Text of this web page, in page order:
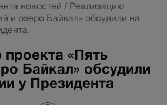
новостей / Реализацию
и озеро Байкал» обсудили на
«Пять
Байкал» обсудили
у Президента